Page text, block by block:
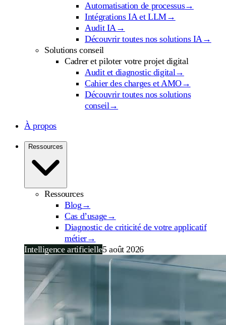
Automatisation de processus→
Intégrations IA et LLM→
Audit IA→
Découvrir toutes nos solutions IA→
Solutions conseil
Cadrer et piloter votre projet digital
Audit et diagnostic digital→
Cahier des charges et AMO→
Découvrir toutes nos solutions
conseil→
À propos
Ressources
Ressources
Blog →
Cas d’usage→
Diagnostic de criticité de votre applicatif
métier→
Intelligence artificielle5 août 2026